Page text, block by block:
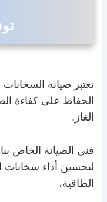
تعتبر صيانة
الحفاظ على كفاءة
الغاز.
فني الصيانة الخاص
لتحسين أداء سخانات
الطاقية،